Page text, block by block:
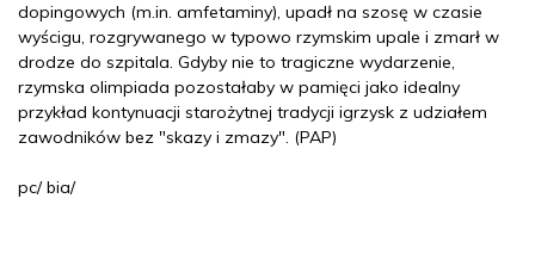
dopingowych (m.in. amfetaminy), upadł na szosę w czasie
wyścigu, rozgrywanego w typowo rzymskim upale i zmarł w
drodze do szpitala. Gdyby nie to tragiczne wydarzenie,
rzymska olimpiada pozostałaby w pamięci jako idealny
przykład kontynuacji starożytnej tradycji igrzysk z udziałem
zawodników bez "skazy i zmazy". (PAP)
pc/ bia/